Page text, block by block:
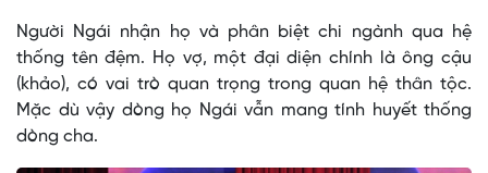
Người Ngái nhận họ và phân biệt chi ngành qua hệ
thống tên đệm. Họ vợ, một đại diện chính là ông cậu
(khảo), có vai trò quan trọng trong quan hệ thân tộc.
Mặc dù vậy dòng họ Ngái vẫn mang tính huyết thống
dòng cha.